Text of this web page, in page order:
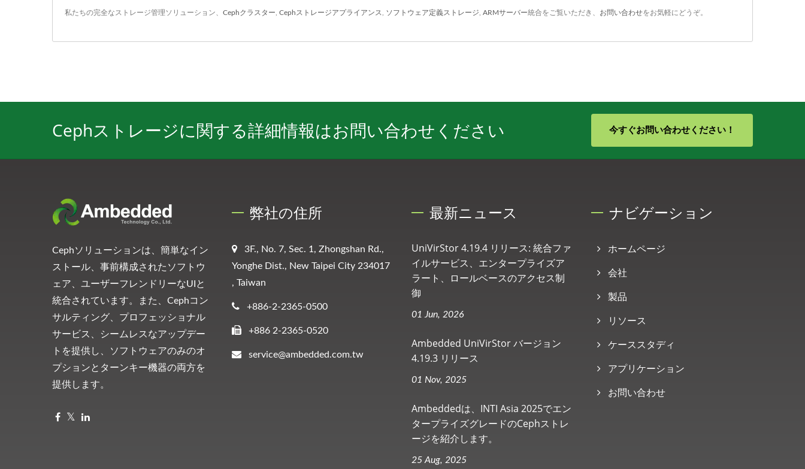
私たちの完全なストレージ管理ソリューション、 Cephクラスター Cephストレージアプライアンス ソフトウェア定義ストレージ ARMサーバー統合をご覧いただき、 お問い合わせをお気軽にどうぞ。
Cephストレージに関する詳細情報はお問い合わせください 今すぐお問い合わせください！
Cephソリューションは、簡単なイン
ストール、事前構成されたソフトウ
ェア、ユーザーフレンドリーなUIと
統合されています。また、Cephコン
サルティング、プロフェッショナル
サービス、シームレスなアップデー
トを提供し、ソフトウェアのみのオ
プションとターンキー機器の両方を
提供します。
弊社の住所
3F., No. 7, Sec. 1, Zhongshan Rd.,
Yonghe Dist., New Taipei City 234017
, Taiwan
+886-2-2365-0500
+886 2-2365-0520
service@ambedded.com.tw
最新ニュース
UniVirStor 4.19.4 リリース: 統合ファ
イルサービス、エンタープライズア
ラート、ロールベースのアクセス制
御
01 Jun, 2026
Ambedded UniVirStor バージョン
4.19.3 リリース
01 Nov, 2025
Ambeddedは、INTI Asia 2025でエン
タープライズグレードのCephストレ
ージを紹介します。
25 Aug, 2025
ナビゲーション
ホームページ
会社
製品
リソース
ケーススタディ
アプリケーション
お問い合わせ